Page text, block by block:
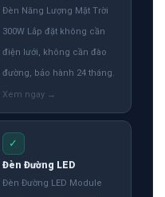
Đèn Năng Lượng Mặt Trời
300W Lắp đặt không cần
điện lưới, không cần đào
đường, bảo hành 24 tháng.
✓
Đèn Đường LED
Đèn Đường LED Module